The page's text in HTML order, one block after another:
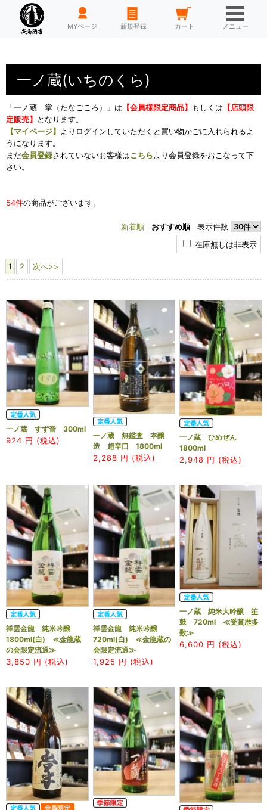
HOME MYページ 新規登録 カート メニュー
一ノ蔵(いちのくら)
「一ノ蔵 掌（たなごころ）」は 【会員様限定商品】 もしくは 【店頭限
定販売】
となります。
【マイページ】
よりログインしていただくと買い物かごに入れられるよ
うになります。
まだ会員登録されていないお客様はこちらより会員登録をおこなって下
さい。
54件の商品がございます。
新着順 おすすめ順表示件数
在庫無しは非表示
1 2 次へ>>
一ノ蔵 すず音 300ml
924 円 (税込)
一ノ蔵 無鑑査 本醸
造 超辛口 1800ml
2,288 円 (税込)
一ノ蔵 ひめぜん
1800ml
2,948 円 (税込)
祥雲金龍 純米吟醸
1800ml(白) ≪金龍蔵
の会限定流通≫
3,850 円 (税込)
祥雲金龍 純米吟醸
720ml(白) ≪金龍蔵の
会限定流通≫
1,925 円 (税込)
一ノ蔵 純米大吟醸 笙
鼓 720ml ≪受賞歴多
数≫
6,600 円 (税込)